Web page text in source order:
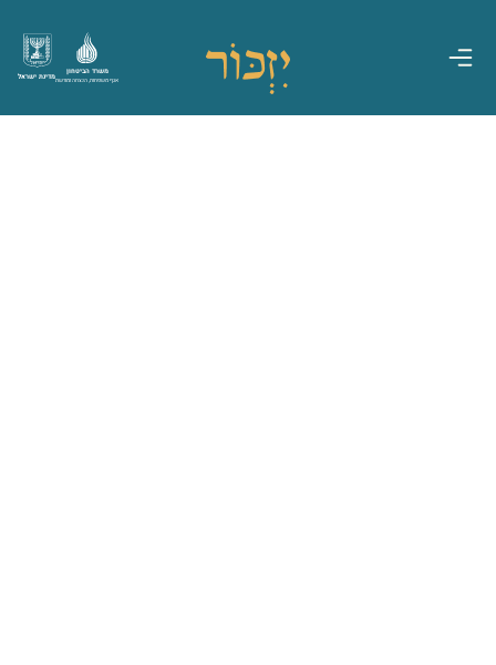
מדינת ישראל
משרד הביטחון
אגף משפחות, הנצחה ומורשת